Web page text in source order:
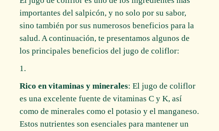
importantes del salpicón, y no solo por su sabor,
sino también por sus numerosos beneficios para la
salud. A continuación, te presentamos algunos de
los principales beneficios del jugo de coliflor:
Rico en vitaminas y minerales: El jugo de coliflor
es una excelente fuente de vitaminas C y K, así
como de minerales como el potasio y el manganeso.
Estos nutrientes son esenciales para mantener un